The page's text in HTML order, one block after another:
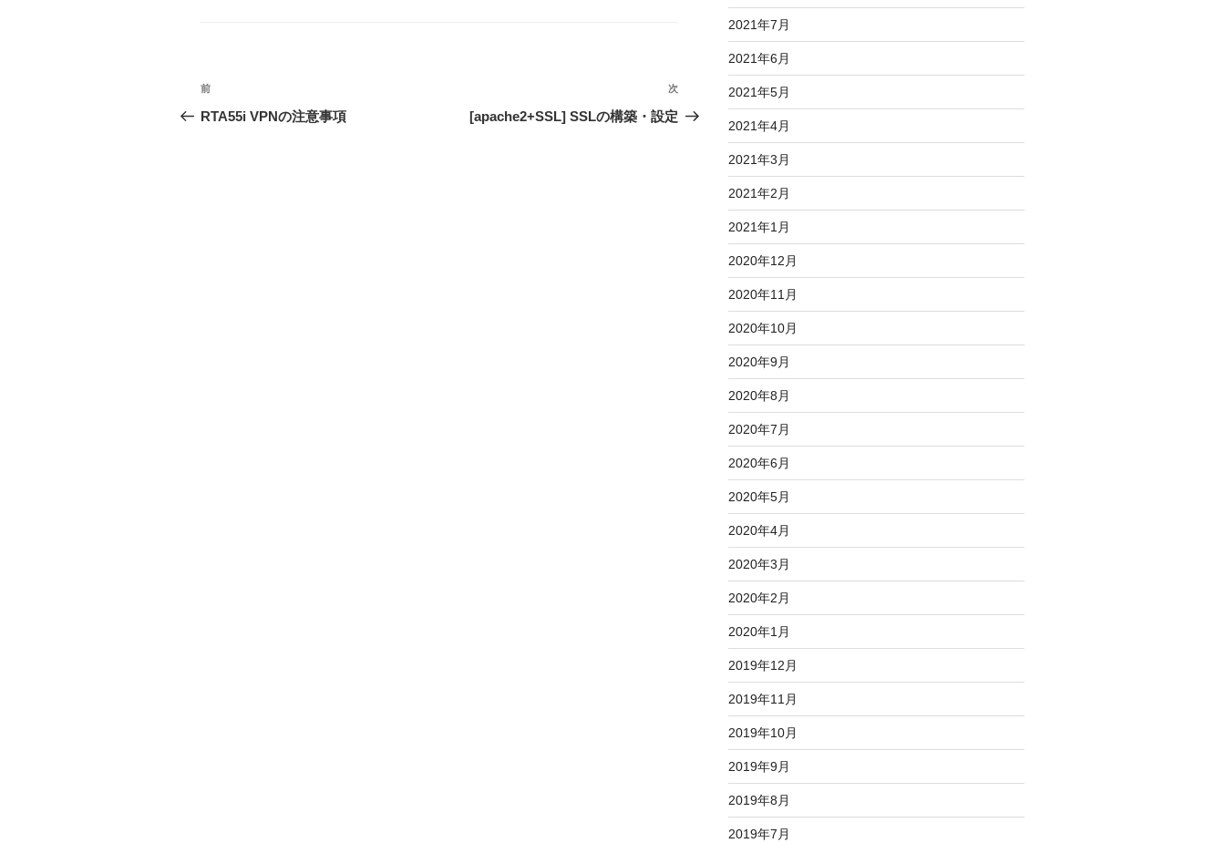
投
稿
前
の
前
RTA55i VPNの注意事項
次
の
次
[apache2+SSL] SSLの構築・設定
2021年7月
2021年6月
2021年5月
2021年4月
2021年3月
2021年2月
2021年1月
2020年12月
2020年11月
2020年10月
2020年9月
2020年8月
2020年7月
2020年6月
2020年5月
2020年4月
2020年3月
2020年2月
2020年1月
2019年12月
2019年11月
2019年10月
2019年9月
2019年8月
2019年7月